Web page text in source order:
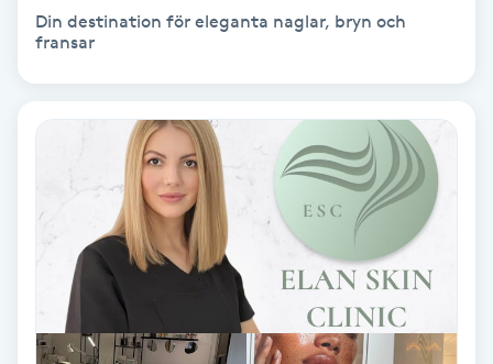
Huduppstramning
Hyperhidros
Hypnos
Hårborttagning
Din destination för eleganta naglar, bryn och
fransar